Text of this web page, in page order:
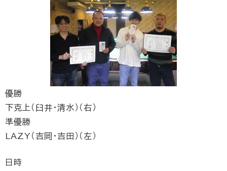
優勝
下克上（臼井・清水）（右）
準優勝
LAZY（吉岡・吉田）（左）
日時